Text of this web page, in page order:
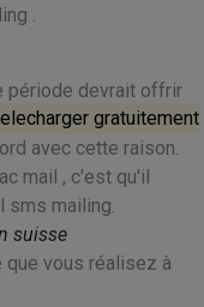
.
période devrait offrir
gratuitement
avec cette raison.
mail , c'est qu'il
mailing.
suisse
vous réalisez à